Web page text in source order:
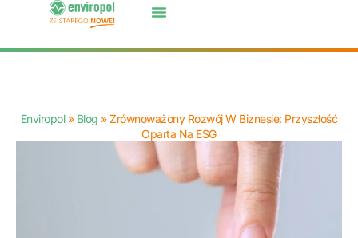
Enviropol» Blog »Zrównoważony Rozwój W Biznesie: Przyszłość
Oparta Na ESG